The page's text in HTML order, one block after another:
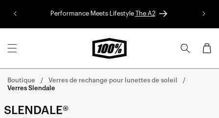
contenu
Performance Meets Lifestyle The A2
Panier
Boutique
Verres de rechange pour lunettes de soleil
Verres Slendale
SLENDALE®